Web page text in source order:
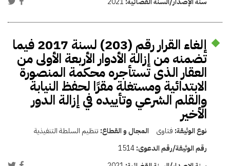
إلغاء القرار رقم (203) لسنة 2017 فيما
تضمنه من إزالة الأدوار الأربعة الأولى من
العقار الذى تستأجره محكمة المنصورة
الابتدائية ومستغلة مقرًا لحفظ النيابة
والقلم الشرعي وتأييده في إزالة الدور
الأخير
نوع الوثيقة: فتاوى المجال و القطاع: تنظيم السلطة التنفيذية
رقم الوثيقة/رقم الدعوى:1514